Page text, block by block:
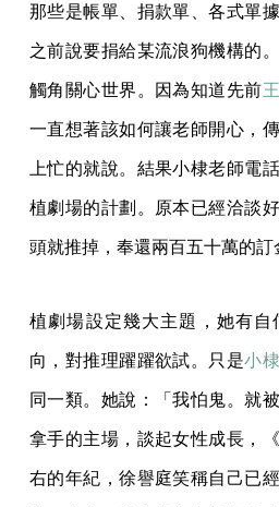
那些是帳單、捐款單、各式單
之前說要捐給某流浪狗機構的
觸角關心世界。因為知道先前
一直想著該如何讓老師開心，
上忙的就說。結果小棣老師電
植劇場的計劃。原本已經洽談
頭就推掉，奉還兩百五十萬的訂
植劇場設定幾大主題，她有
向，對推理躍躍欲試。只是小
同一類。她說：「我怕鬼。就
拿手的主場，談起女性成長，
右的年紀，徐譽庭笑稱自己已